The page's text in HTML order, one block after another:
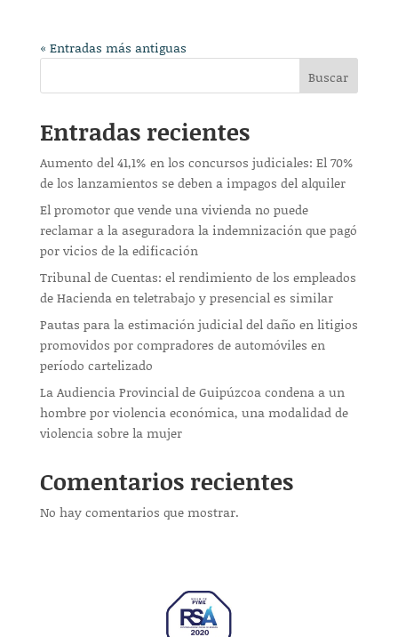
« Entradas más antiguas
Buscar
Entradas recientes
Aumento del 41,1% en los concursos judiciales: El 70%
de los lanzamientos se deben a impagos del alquiler
El promotor que vende una vivienda no puede
reclamar a la aseguradora la indemnización que pagó
por vicios de la edificación
Tribunal de Cuentas: el rendimiento de los empleados
de Hacienda en teletrabajo y presencial es similar
Pautas para la estimación judicial del daño en litigios
promovidos por compradores de automóviles en
período cartelizado
La Audiencia Provincial de Guipúzcoa condena a un
hombre por violencia económica, una modalidad de
violencia sobre la mujer
Comentarios recientes
No hay comentarios que mostrar.